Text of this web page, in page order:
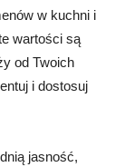
w kuchni i
wartości są
od Twoich
i dostosuj
jasność,